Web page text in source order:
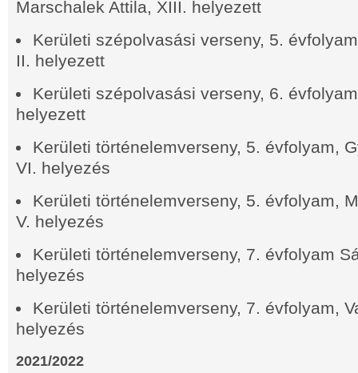
Marschalek Attila, XIII. helyezett
Kerületi szépolvasási verseny, 5.
II. helyezett
Kerületi szépolvasási verseny, 6.
helyezett
Kerületi történelemverseny, 5. évfolyam,
VI. helyezés
Kerületi történelemverseny, 5. évfolyam,
V. helyezés
Kerületi történelemverseny, 7. évfolyam
helyezés
Kerületi történelemverseny, 7. évfolyam,
helyezés
2021/2022